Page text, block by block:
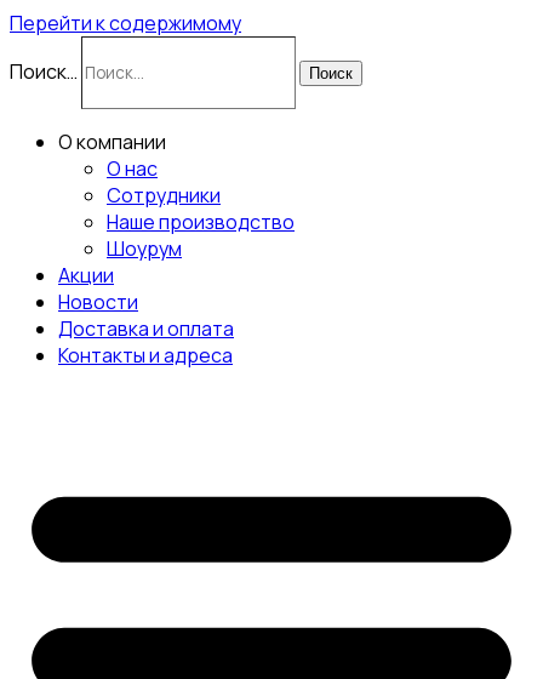
Перейти к содержимому
Поиск…
Поиск
О компании
О нас
Сотрудники
Наше производство
Шоурум
Акции
Новости
Доставка и оплата
Контакты и адреса